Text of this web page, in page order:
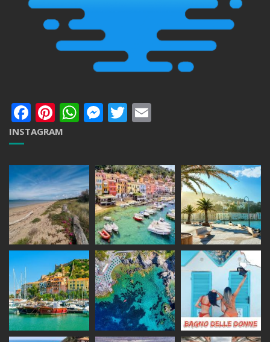
Facebook
Pinterest
WhatsApp
Messenger
Twitter
INSTAGRAM